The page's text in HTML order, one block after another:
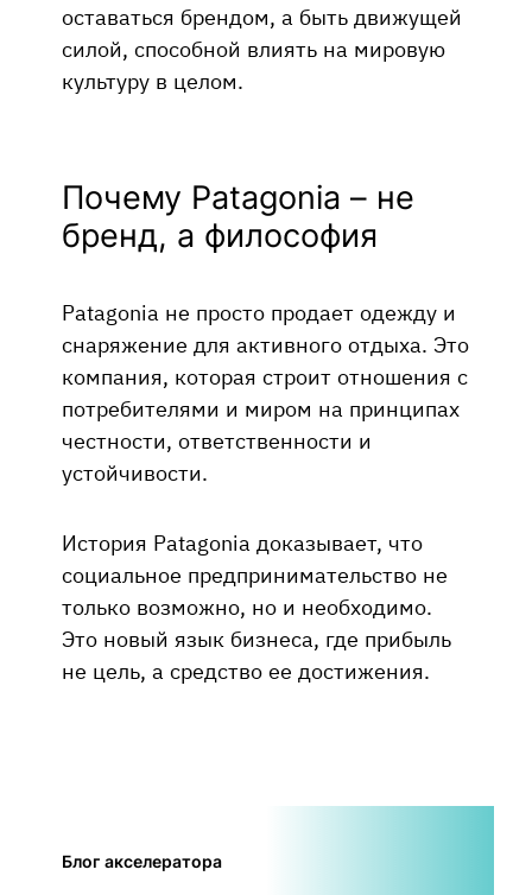
оставаться брендом, а быть движущей
силой, способной влиять на мировую
культуру в целом.
Почему Patagonia – не
бренд, а философия
Patagonia не просто продает одежду и
снаряжение для активного отдыха. Это
компания, которая строит отношения с
потребителями и миром на принципах
честности, ответственности и
устойчивости.
История Patagonia доказывает, что
социальное предпринимательство не
только возможно, но и необходимо.
Это новый язык бизнеса, где прибыль
не цель, а средство ее достижения.
Блог акселератора